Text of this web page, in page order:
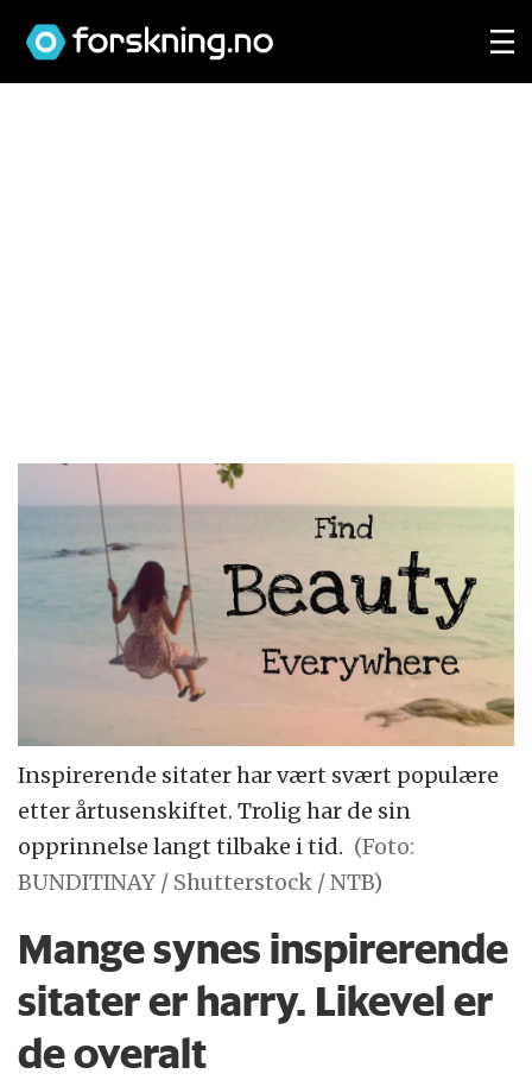
Inspirerende sitater har vært svært populære
etter årtusenskiftet. Trolig har de sin
opprinnelse langt tilbake i tid. (Foto:
BUNDITINAY / Shutterstock / NTB)
Mange synes inspirerende
sitater er harry. Likevel er
de overalt